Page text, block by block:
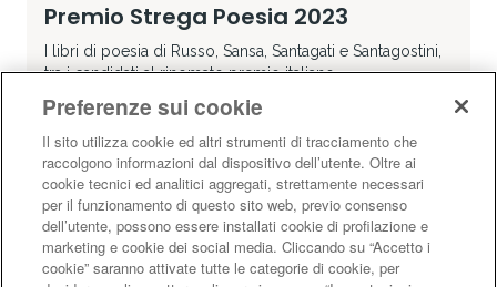
Premio Strega Poesia 2023
I libri di poesia di Russo, Sansa, Santagati e Santagostini,
tra i candidati al rinomato premio italiano
APPROFONDIMENTI Il verso giusto
DiMaremosso
LIBRI POESIE PREMIO STREGA
Preferenze sui cookie
Il sito utilizza cookie ed altri strumenti di tracciamento che
raccolgono informazioni dal dispositivo dell’utente. Oltre ai
cookie tecnici ed analitici aggregati, strettamente necessari
per il funzionamento di questo sito web, previo consenso
dell’utente, possono essere installati cookie di profilazione e
marketing e cookie dei social media. Cliccando su “Accetto i
cookie” saranno attivate tutte le categorie di cookie, per